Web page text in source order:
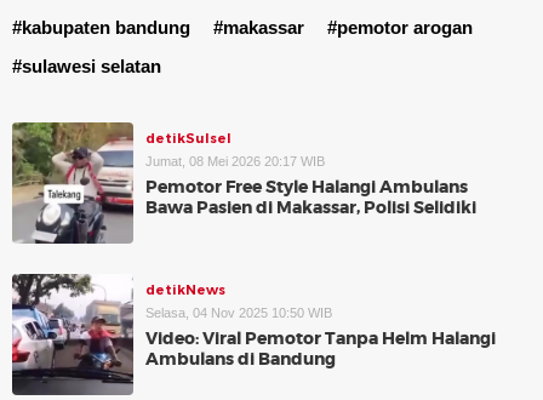
#kabupaten bandung
#makassar
#pemotor arogan
#sulawesi selatan
detikSulsel
Jumat, 08 Mei 2026 20:17 WIB
Pemotor Free Style Halangi Ambulans
Bawa Pasien di Makassar, Polisi Selidiki
detikNews
Selasa, 04 Nov 2025 10:50 WIB
Video: Viral Pemotor Tanpa Helm Halangi
Ambulans di Bandung